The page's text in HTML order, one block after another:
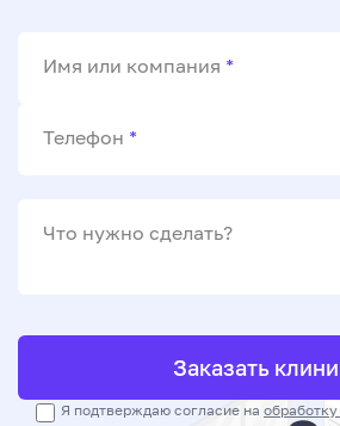
Имя или компания *
Телефон *
Что нужно сделать?
Заказать
Я подтверждаю согласие на